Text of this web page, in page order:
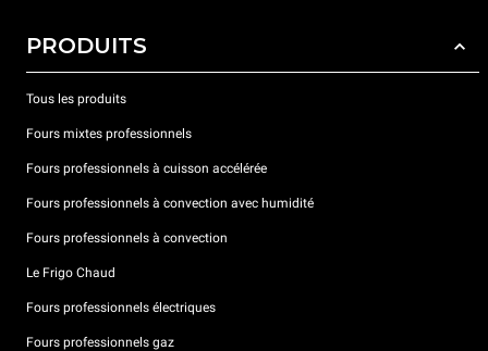
PRODUITS
Tous les produits
Fours mixtes professionnels
Fours professionnels à cuisson accélérée
Fours professionnels à convection avec humidité
Fours professionnels à convection
Le Frigo Chaud
Fours professionnels électriques
Fours professionnels gaz